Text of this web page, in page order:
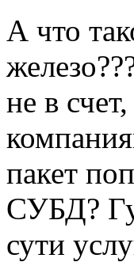
А что
не в
пакет
СУБД?
сути